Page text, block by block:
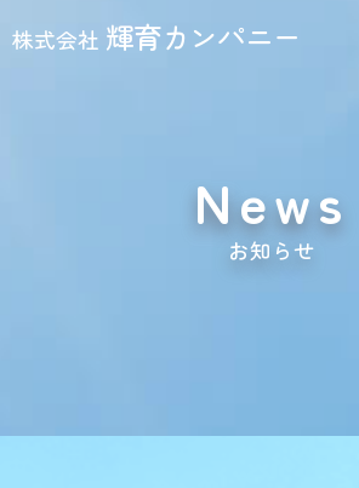
株式会社 輝育カンパニー
お知らせ
News